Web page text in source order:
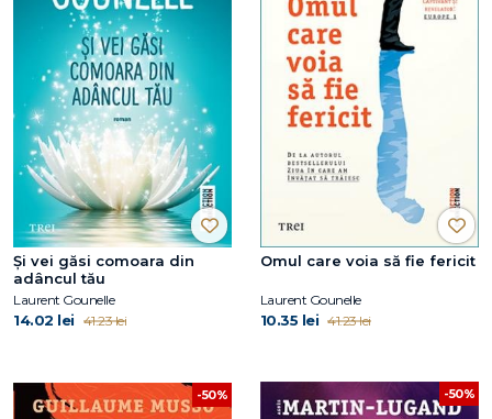
Și vei găsi comoara din
adâncul tău
Laurent Gounelle
14.02 lei 41.23 lei
Omul care voia să fie fericit
Laurent Gounelle
10.35 lei 41.23 lei
-50% -50%